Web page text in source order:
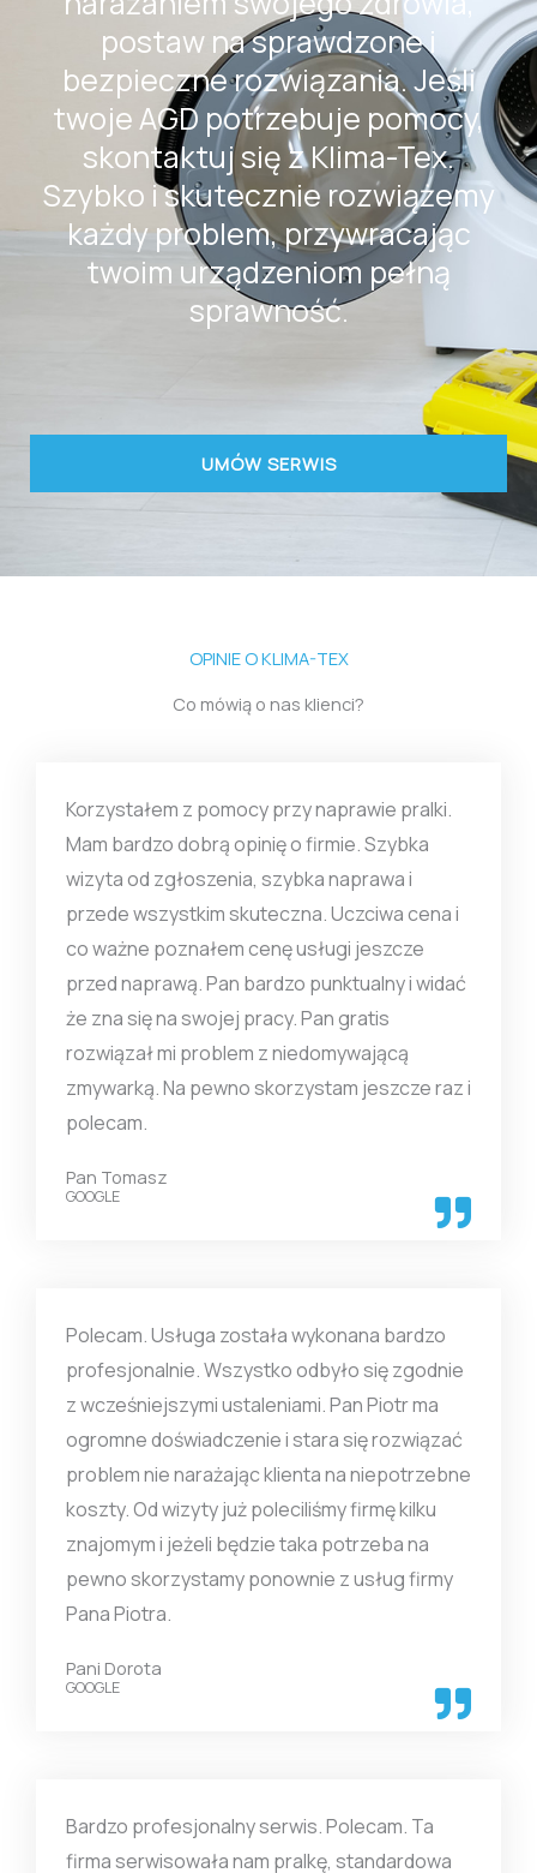
postaw na sprawdzone i
bezpieczne rozwiązania. Jeśli
twoje AGD potrzebuje pomocy,
skontaktuj się z Klima-Tex.
Szybko i skutecznie rozwiążemy
każdy problem, przywracając
twoim urządzeniom pełną
sprawność.
UMÓW SERWIS
OPINIE O KLIMA-TEX
Co mówią o nas klienci?
Korzystałem z pomocy przy naprawie pralki.
Mam bardzo dobrą opinię o firmie. Szybka
wizyta od zgłoszenia, szybka naprawa i
przede wszystkim skuteczna. Uczciwa cena i
co ważne poznałem cenę usługi jeszcze
przed naprawą. Pan bardzo punktualny i widać
że zna się na swojej pracy. Pan gratis
rozwiązał mi problem z niedomywającą
zmywarką. Na pewno skorzystam jeszcze raz i
polecam.
Pan Tomasz
GOOGLE
Polecam. Usługa została wykonana bardzo
profesjonalnie. Wszystko odbyło się zgodnie
z wcześniejszymi ustaleniami. Pan Piotr ma
ogromne doświadczenie i stara się rozwiązać
problem nie narażając klienta na niepotrzebne
koszty. Od wizyty już poleciliśmy firmę kilku
znajomym i jeżeli będzie taka potrzeba na
pewno skorzystamy ponownie z usług firmy
Pana Piotra.
Pani Dorota
GOOGLE
Bardzo profesjonalny serwis. Polecam. Ta
firma serwisowała nam pralkę, standardowa